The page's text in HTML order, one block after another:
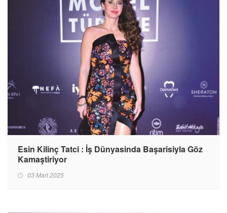
Esin Kilinç Tatci : İş Dünyasinda Başarisiyla Göz
Kamaştiriyor
03 Mart 2025